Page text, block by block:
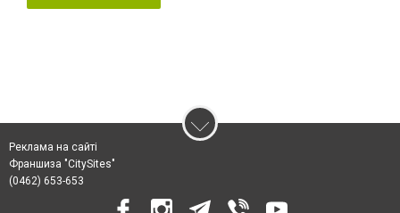
Реклама на сайті
Франшиза "CitySites"
(0462) 653-653